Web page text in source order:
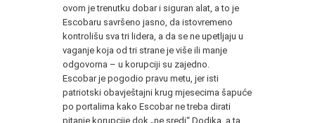
ovom je trenutku dobar i siguran alat, a to je
Escobaru savršeno jasno, da istovremeno
kontrolišu sva tri lidera, a da se ne upetljaju u
vaganje koja od tri strane je više ili manje
odgovorna – u korupciji su zajedno.
Escobar je pogodio pravu metu, jer isti
patriotski obavještajni krug mjesecima šapuće
po portalima kako Escobar ne treba dirati
pitanje korupcije dok „ne sredi“ Dodika, a ta